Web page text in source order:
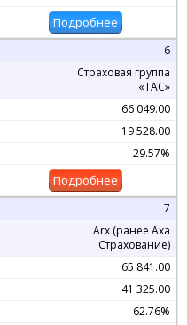
Подробнее
6
Страховая группа
«ТАС»
66 049.00
19 528.00
29.57%
Подробнее
7
Arx (ранее Axa
Страхование)
65 841.00
41 325.00
62.76%